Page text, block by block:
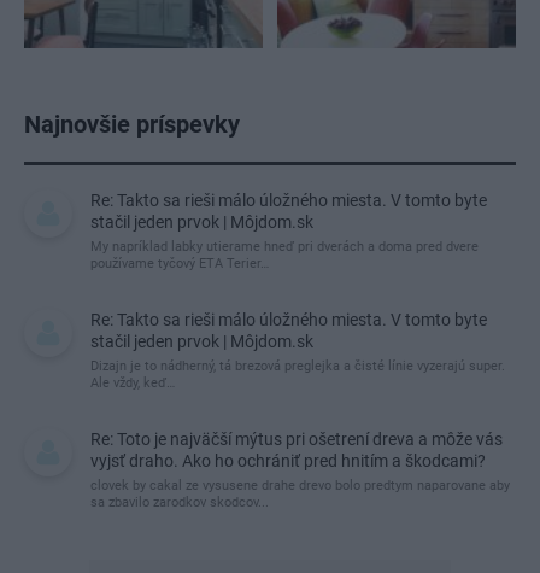
Najnovšie príspevky
Re: Takto sa rieši málo úložného miesta. V tomto byte
stačil jeden prvok | Môjdom.sk
My napríklad labky utierame hneď pri dverách a doma pred dvere
používame tyčový ETA Terier…
Re: Takto sa rieši málo úložného miesta. V tomto byte
stačil jeden prvok | Môjdom.sk
Dizajn je to nádherný, tá brezová preglejka a čisté línie vyzerajú super.
Ale vždy, keď…
Re: Toto je najväčší mýtus pri ošetrení dreva a môže vás
vyjsť draho. Ako ho ochrániť pred hnitím a škodcami?
clovek by cakal ze vysusene drahe drevo bolo predtym naparovane aby
sa zbavilo zarodkov skodcov...